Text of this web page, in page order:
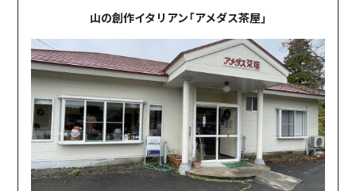
山の創作イタリアン「アメダス茶屋」